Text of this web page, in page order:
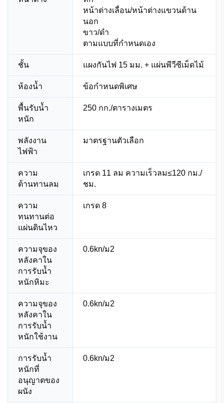
หน้าต่างเลื่อน/หน้าต่างแขวนด้าน
นอก
ขาว/ดำ
ตามแบบที่กำหนดเอง
ชั้น แผงกันไฟ 15 มม. + แผ่นพีวีซีเม็ดไม้
ห้องน้ำ ข้อกำหนดพิเศษ
พื้นรับน้ำ
หนัก
250 กก./ตารางเมตร
พลังงาน
ไฟฟ้า
มาตรฐานตัวเลือก
ความ
ต้านทานลม
เกรด 11 ลม ความเร็วลม≤120 กม./
ชม.
ความ
ทนทานต่อ
แผ่นดินไหว
เกรด 8
ความจุของ
หลังคาใน
การรับน้ำ
หนักหิมะ
0.6kn/ม2
ความจุของ
หลังคาใน
การรับน้ำ
หนักใช้งาน
0.6kn/ม2
การรับน้ำ
หนักที่
อนุญาตของ
ผนัง
0.6kn/ม2